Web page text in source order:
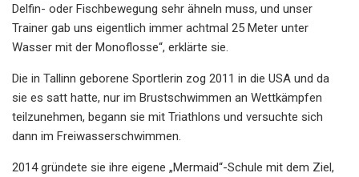
Delfin- oder Fischbewegung sehr ähneln muss, und unser
Trainer gab uns eigentlich immer achtmal 25 Meter unter
Wasser mit der Monoflosse“, erklärte sie.
Die in Tallinn geborene Sportlerin zog 2011 in die USA und da
sie es satt hatte, nur im Brustschwimmen an Wettkämpfen
teilzunehmen, begann sie mit Triathlons und versuchte sich
dann im Freiwasserschwimmen.
2014 gründete sie ihre eigene „Mermaid“-Schule mit dem Ziel,